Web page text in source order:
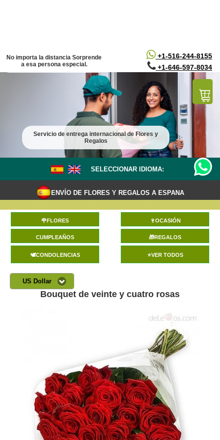
+1-516-244-8155
+1-646-597-8034
No importa la distancia Sorprende
a esa persona especial.
Servicio de entrega internacional de Flores y
Regalos
SELECCIONAR IDIOMA:
ENVÍO DE FLORES Y REGALOS A ESPANA
🌹FLORES 🍷OCASIÓN
CUMPLEAÑOS 🎁REGALOS
🕊️CONDOLENCIAS ⭐VER TODOS
US Dollar
Bouquet de veinte y cuatro rosas